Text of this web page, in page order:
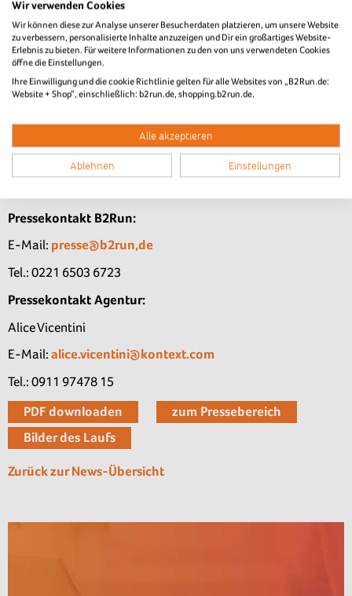
Infront B2Run, Tochtergesellschaft der internationalen
Sportmarketing-Firma Infront, organisiert und entwickelt
Europas größte Firmenlaufserie, B2Run, die seit der
Gründung im Jahr 2004 signifikantes Wachstum verzeichnet.
Präsentiert von der DAK-Gesundheit, werden 2025 in 18
Städten in ganz Deutschland Läufe von B2Run ausgetragen.
Weitere B2Run Läufe finden jedes Jahr in der Schweiz,
Kroatien, Portugal, und Griechenland statt und bieten
Unternehmen auch dort attraktive Plattformen für
einzigartige Mitarbeiter-Events. Weitere Informationen unter
Pressekontakt B2Run:
E-Mail: presse@b2run,de
Tel.: 0221 6503 6723
Pressekontakt Agentur:
Alice Vicentini
E-Mail: alice.vicentini@kontext.com
Tel.: 0911 97478 15
PDF downloaden
zum Pressebereich
Bilder des Laufs
Zurück zur News-Übersicht
Wir verwenden Cookies
Wir können diese zur Analyse unserer Besucherdaten platzieren, um unsere Website
zu verbessern, personalisierte Inhalte anzuzeigen und Dir ein großartiges Website-
Erlebnis zu bieten. Für weitere Informationen zu den von uns verwendeten Cookies
öffne die Einstellungen.
Ihre Einwilligung und die cookie Richtlinie gelten für alle Websites von „B2Run.de:
Website + Shop“, einschließlich: b2run.de, shopping.b2run.de.
Alle akzeptieren
Ablehnen Einstellungen